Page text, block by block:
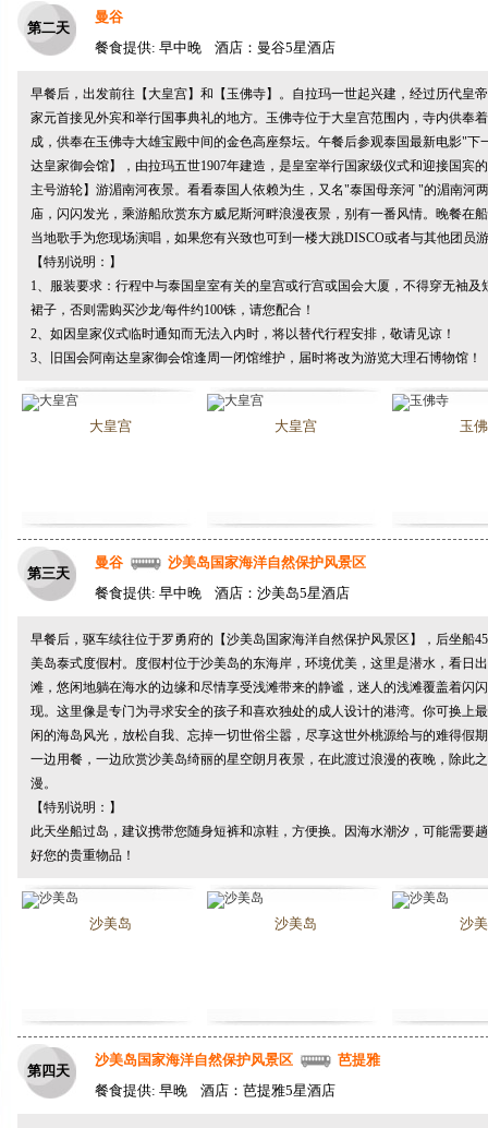
第二天
曼谷
餐食提供: 早中晚 酒店：曼谷5星酒店
早餐后，出发前往【大皇宫】和【玉佛寺】。自拉玛一世起兴建，经过历代皇
家元首接见外宾和举行国事典礼的地方。玉佛寺位于大皇宫范围内，寺内供奉
成，供奉在玉佛寺大雄宝殿中间的金色高座祭坛。午餐后参观泰国最新电影"
达皇家御会馆】，由拉玛五世1907年建造，是皇室举行国家级仪式和迎接国宾
主号游轮】游湄南河夜景。看看泰国人依赖为生，又名"泰国母亲河 "的湄南河
庙，闪闪发光，乘游船欣赏东方威尼斯河畔浪漫夜景，别有一番风情。晚餐在
当地歌手为您现场演唱，如果您有兴致也可到一楼大跳DISCO或者与其他团员
【特别说明：】
1、服装要求：行程中与泰国皇室有关的皇宫或行宫或国会大厦，不得穿无袖
裙子，否则需购买沙龙/每件约100铢，请您配合！
2、如因皇家仪式临时通知而无法入内时，将以替代行程安排，敬请见谅！
3、旧国会阿南达皇家御会馆逢周一闭馆维护，届时将改为游览大理石博物馆！
大皇宫 大皇宫 玉
第三天
曼谷
沙美岛国家海洋自然保护风景区
餐食提供: 早中晚 酒店：沙美岛5星酒店
早餐后，驱车续往位于罗勇府的【沙美岛国家海洋自然保护风景区】，后坐船
美岛泰式度假村。度假村位于沙美岛的东海岸，环境优美，这里是潜水，看日
滩，悠闲地躺在海水的边缘和尽情享受浅滩带来的静谧，迷人的浅滩覆盖着闪
现。这里像是专门为寻求安全的孩子和喜欢独处的成人设计的港湾。你可换上
闲的海岛风光，放松自我、忘掉一切世俗尘嚣，尽享这世外桃源给与的难得假
一边用餐，一边欣赏沙美岛绮丽的星空朗月夜景，在此渡过浪漫的夜晚，除此
漫。
【特别说明：】
此天坐船过岛，建议携带您随身短裤和凉鞋，方便换。因海水潮汐，可能需要
好您的贵重物品！
沙美岛 沙美岛 沙
第四天
沙美岛国家海洋自然保护风景区
芭提雅
餐食提供: 早晚 酒店：芭提雅5星酒店